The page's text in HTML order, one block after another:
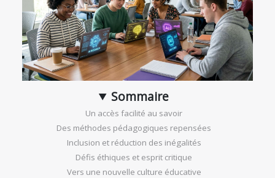
Sommaire
Un accès facilité au savoir
Des méthodes pédagogiques repensées
Inclusion et réduction des inégalités
Défis éthiques et esprit critique
Vers une nouvelle culture éducative